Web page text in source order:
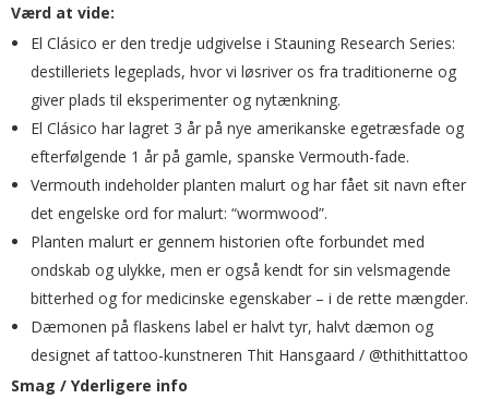
Værd at vide:
El Clásico er den tredje udgivelse i Stauning Research Series:
destilleriets legeplads, hvor vi løsriver os fra traditionerne og
giver plads til eksperimenter og nytænkning.
El Clásico har lagret 3 år på nye amerikanske egetræsfade og
efterfølgende 1 år på gamle, spanske Vermouth-fade.
Vermouth indeholder planten malurt og har fået sit navn efter
det engelske ord for malurt: “wormwood”.
Planten malurt er gennem historien ofte forbundet med
ondskab og ulykke, men er også kendt for sin velsmagende
bitterhed og for medicinske egenskaber – i de rette mængder.
Dæmonen på flaskens label er halvt tyr, halvt dæmon og
designet af tattoo-kunstneren Thit Hansgaard / @thithittattoo
Smag / Yderligere info